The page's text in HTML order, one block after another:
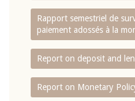
Rapport semestriel de
paiement adossés à la
Report on deposit and
Report on Monetary